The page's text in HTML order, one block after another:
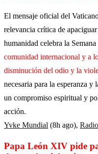
El mensaje oficial del
relevancia crítica de
humanidad celebra la Semana
comunidad internacional y a
disminución del odio y la
necesaria para la esperanza
un compromiso espiritual y
acción.
Yvke Mundial (8h ago),
Papa León XIV pide